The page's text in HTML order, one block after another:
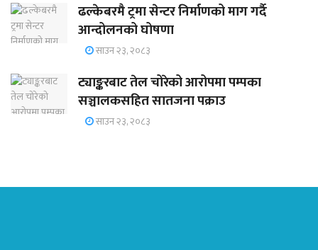
ढल्केबरमै ट्रमा सेन्टर निर्माणको माग गर्दै
आन्दोलनको घोषणा
साउन २३, २०८३
ट्याङ्करबाट तेल चोरेको आरोपमा पम्पका
सञ्चालकसहित सातजना पक्राउ
साउन २३, २०८३